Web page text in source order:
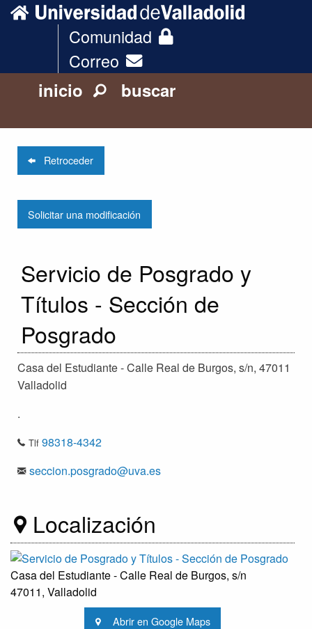
Comunidad
Correo
inicio
buscar
Retroceder
Solicitar una modificación
Servicio de Posgrado y
Títulos - Sección de
Posgrado
Casa del Estudiante - Calle Real de Burgos, s/n, 47011
Valladolid
.
Tlf 98318-4342
seccion.posgrado@uva.es
Localización
Casa del Estudiante - Calle Real de Burgos, s/n
47011, Valladolid
Abrir en Google Maps